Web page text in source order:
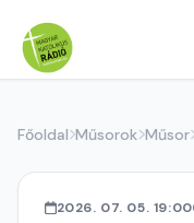
Főoldal Műsorok Műsor
2026. 07. 05. 19:00